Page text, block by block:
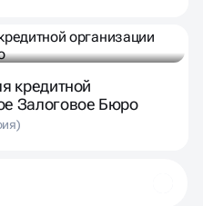
кредитной
Залоговое Бюро